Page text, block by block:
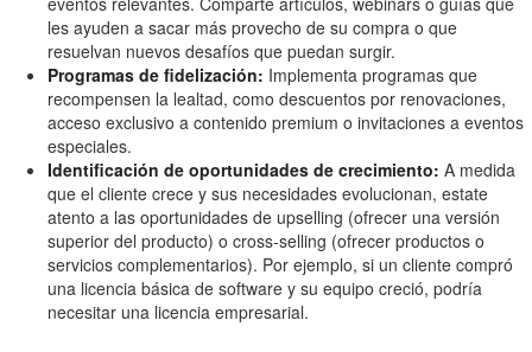
les ayuden a sacar más provecho de su compra o que
resuelvan nuevos desafíos que puedan surgir.
Programas de fidelización: Implementa programas que
recompensen la lealtad, como descuentos por renovaciones,
acceso exclusivo a contenido premium o invitaciones a eventos
especiales.
Identificación de oportunidades de crecimiento: A medida
que el cliente crece y sus necesidades evolucionan, estate
atento a las oportunidades de upselling (ofrecer una versión
superior del producto) o cross-selling (ofrecer productos o
servicios complementarios). Por ejemplo, si un cliente compró
una licencia básica de software y su equipo creció, podría
necesitar una licencia empresarial.